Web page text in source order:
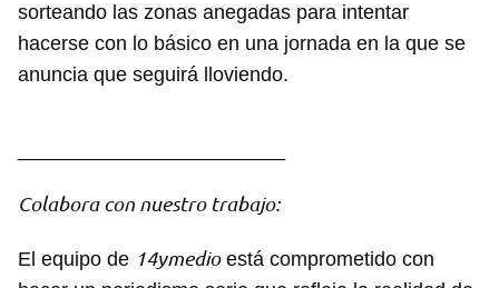
Guardar como favorito
sorteando las zonas anegadas para intentar
hacerse con lo básico en una jornada en la que se
anuncia que seguirá lloviendo.
Colabora con nuestro trabajo:
El equipo de 14ymedioestá comprometido con